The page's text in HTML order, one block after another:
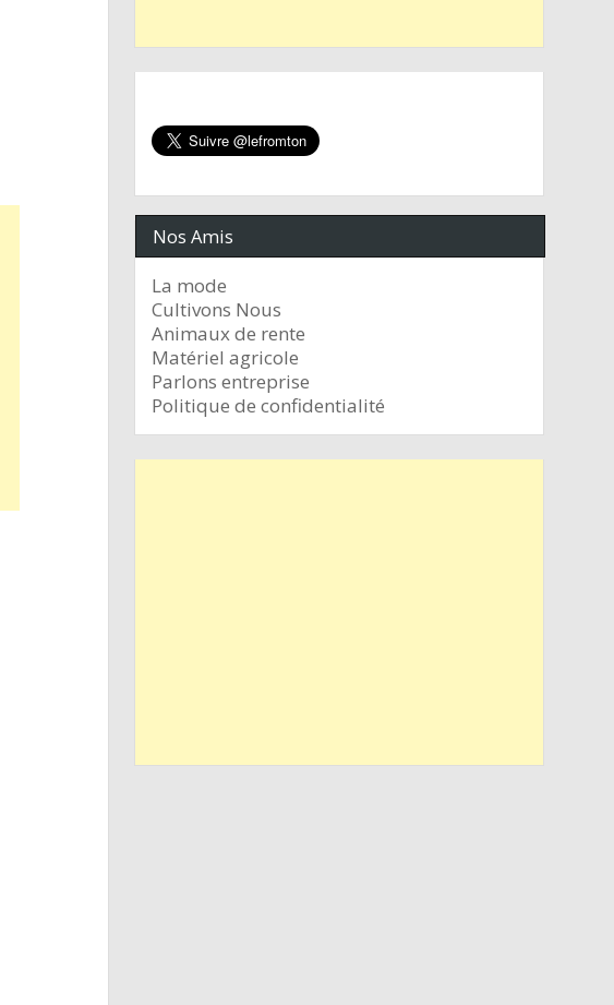
Nos Amis
La mode
Cultivons Nous
Animaux de rente
Matériel agricole
Parlons entreprise
Politique de confidentialité